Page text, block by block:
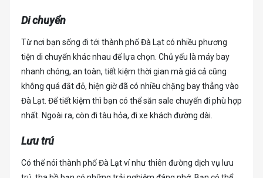
Di chuyển
Từ nơi bạn sống đi tới thành phố Đà Lạt có nhiều phương
tiện di chuyển khác nhau để lựa chọn. Chủ yếu là máy bay
nhanh chóng, an toàn, tiết kiệm thời gian mà giá cả cũng
không quá đắt đỏ, hiện giờ đã có nhiều chặng bay thẳng vào
Đà Lạt. Để tiết kiệm thì bạn có thể săn sale chuyến đi phù hợp
nhất. Ngoài ra, còn đi tàu hỏa, đi xe khách đường dài.
Lưu trú
Có thể nói thành phố Đà Lạt ví như thiên đường dịch vụ lưu